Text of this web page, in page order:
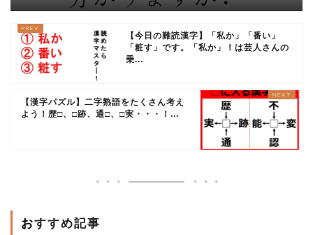
ら」？】
【今日の難読漢字】「私か」「番い」
「粧す」です。「私か」！は芸人さんの
乗...
【漢字パズル】二字熟語をたくさん考え
よう！歴□、□跡、通□、□実・・・！...
おすすめ記事